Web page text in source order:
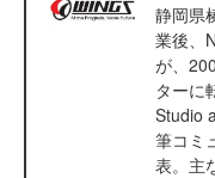
静岡県
業後、
が、
ターに
Studio
筆コミ
表。主